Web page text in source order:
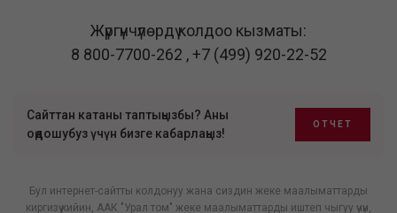
Жүргүнчүлөрдү колдоо кызматы:
8 800-7700-262 ,+7 (499) 920-22-52
Сайттан катаны таптыңызбы? Аны
оңдошубуз үчүн бизге кабарлаңыз!
ОТЧЕТ
Бул интернет-сайтты колдонуу жана сиздин жеке маалыматтарды
киргизүү кийин, ААК "Урал том" жеке маалыматтарды иштеп чыгуу үчүн,